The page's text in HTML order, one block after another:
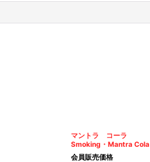
マントラ コーラ
Smoking・Mantra Cola
会員販売価格